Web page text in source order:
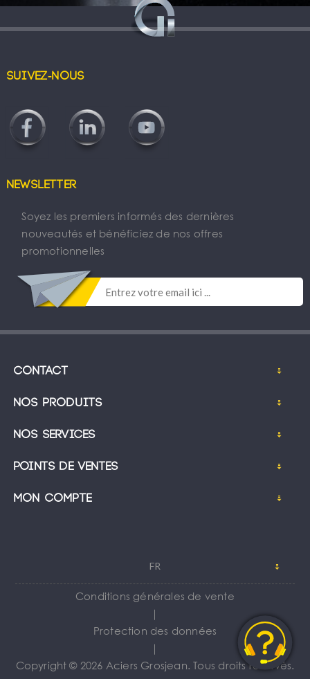
Suivez-nous
Newsletter
Soyez les premiers informés des dernières
nouveautés et bénéficiez de nos offres
promotionnelles
Contact
Nos produits
Nos services
Points de ventes
Mon compte
FR
Conditions générales de vente
｜
Protection des données
｜
Copyright © 2026 Aciers Grosjean. Tous droits réservés.